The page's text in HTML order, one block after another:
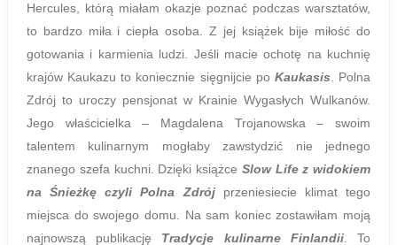
Hercules, którą miałam okazje poznać podczas warsztatów,
to bardzo miła i ciepła osoba. Z jej książek bije miłość do
gotowania i karmienia ludzi. Jeśli macie ochotę na kuchnię
krajów Kaukazu to koniecznie sięgnijcie po Kaukasis. Polna
Zdrój to uroczy pensjonat w Krainie Wygasłych Wulkanów.
Jego właścicielka – Magdalena Trojanowska – swoim
talentem kulinarnym mogłaby zawstydzić nie jednego
znanego szefa kuchni. Dzięki książce Slow Life z widokiem
na Śnieżkę czyli Polna Zdrójprzeniesiecie klimat tego
miejsca do swojego domu. Na sam koniec zostawiłam moją
najnowszą publikację Tradycje kulinarne Finlandii. To